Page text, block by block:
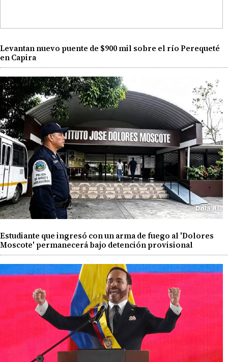
Levantan nuevo puente de $900 mil sobre el río Perequeté
en Capira
Estudiante que ingresó con un arma de fuego al 'Dolores
Moscote' permanecerá bajo detención provisional